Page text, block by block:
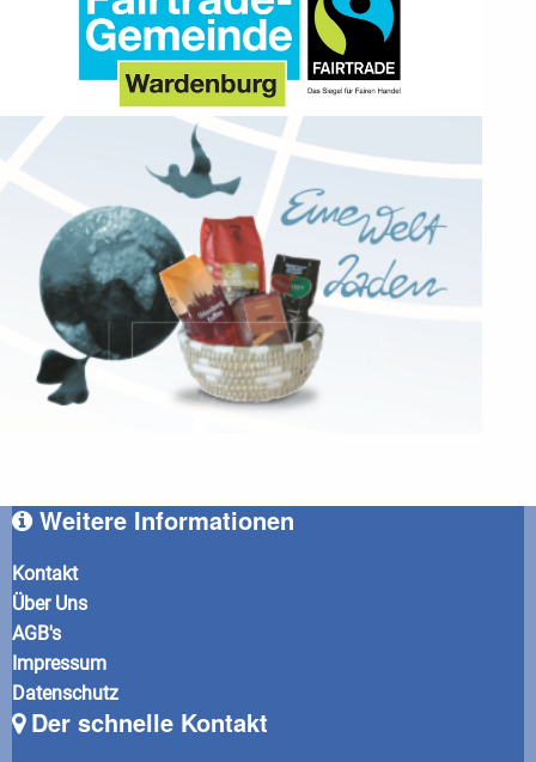
Weitere Informationen
Kontakt
Über Uns
AGB's
Impressum
Datenschutz
Der schnelle Kontakt